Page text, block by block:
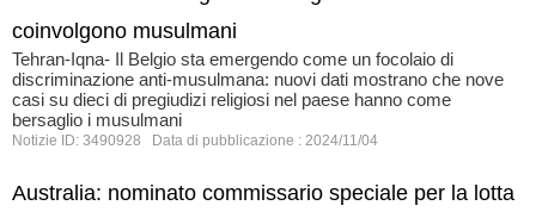
coinvolgono musulmani
Tehran-Iqna- Il Belgio sta emergendo come un focolaio di
discriminazione anti-musulmana: nuovi dati mostrano che nove
casi su dieci di pregiudizi religiosi nel paese hanno come
bersaglio i musulmani
Notizie ID: 3490928 Data di pubblicazione : 2024/11/04
Australia: nominato commissario speciale per la lotta